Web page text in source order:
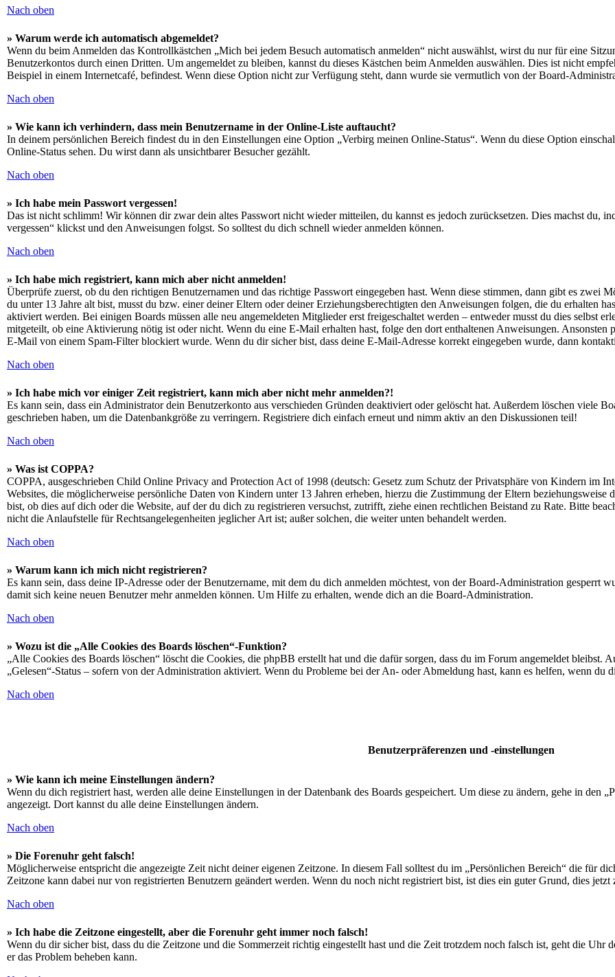
Nach oben
» Warum werde ich automatisch abgemeldet?
Wenn du beim Anmelden das Kontrollkästchen „Mich bei jedem Besuch automatisch anmelden“ nicht auswählst, wirst du nur für eine
Benutzerkontos durch einen Dritten. Um angemeldet zu bleiben, kannst du dieses Kästchen beim Anmelden auswählen. Dies ist nicht
Beispiel in einem Internetcafé, befindest. Wenn diese Option nicht zur Verfügung steht, dann wurde sie vermutlich von der Board-
Nach oben
» Wie kann ich verhindern, dass mein Benutzername in der Online-Liste auftaucht?
In deinem persönlichen Bereich findest du in den Einstellungen eine Option „Verbirg meinen Online-Status“. Wenn du diese Option
Online-Status sehen. Du wirst dann als unsichtbarer Besucher gezählt.
Nach oben
» Ich habe mein Passwort vergessen!
Das ist nicht schlimm! Wir können dir zwar dein altes Passwort nicht wieder mitteilen, du kannst es jedoch zurücksetzen. Dies machst du,
vergessen“ klickst und den Anweisungen folgst. So solltest du dich schnell wieder anmelden können.
Nach oben
» Ich habe mich registriert, kann mich aber nicht anmelden!
Überprüfe zuerst, ob du den richtigen Benutzernamen und das richtige Passwort eingegeben hast. Wenn diese stimmen, dann gibt es zwei
du unter 13 Jahre alt bist, musst du bzw. einer deiner Eltern oder deiner Erziehungsberechtigten den Anweisungen folgen, die du erhalten
aktiviert werden. Bei einigen Boards müssen alle neu angemeldeten Mitglieder erst freigeschaltet werden – entweder musst du dies selbst
mitgeteilt, ob eine Aktivierung nötig ist oder nicht. Wenn du eine E-Mail erhalten hast, folge den dort enthaltenen Anweisungen.
E-Mail von einem Spam-Filter blockiert wurde. Wenn du dir sicher bist, dass deine E-Mail-Adresse korrekt eingegeben wurde, dann
Nach oben
» Ich habe mich vor einiger Zeit registriert, kann mich aber nicht mehr anmelden?!
Es kann sein, dass ein Administrator dein Benutzerkonto aus verschieden Gründen deaktiviert oder gelöscht hat. Außerdem löschen viele
geschrieben haben, um die Datenbankgröße zu verringern. Registriere dich einfach erneut und nimm aktiv an den Diskussionen teil!
Nach oben
» Was ist COPPA?
COPPA, ausgeschrieben Child Online Privacy and Protection Act of 1998 (deutsch: Gesetz zum Schutz der Privatsphäre von Kindern im
Websites, die möglicherweise persönliche Daten von Kindern unter 13 Jahren erheben, hierzu die Zustimmung der Eltern beziehungsweise
bist, ob dies auf dich oder die Website, auf der du dich zu registrieren versuchst, zutrifft, ziehe einen rechtlichen Beistand zu Rate. Bitte
nicht die Anlaufstelle für Rechtsangelegenheiten jeglicher Art ist; außer solchen, die weiter unten behandelt werden.
Nach oben
» Warum kann ich mich nicht registrieren?
Es kann sein, dass deine IP-Adresse oder der Benutzername, mit dem du dich anmelden möchtest, von der Board-Administration gesperrt
damit sich keine neuen Benutzer mehr anmelden können. Um Hilfe zu erhalten, wende dich an die Board-Administration.
Nach oben
» Wozu ist die „Alle Cookies des Boards löschen“-Funktion?
„Alle Cookies des Boards löschen“ löscht die Cookies, die phpBB erstellt hat und die dafür sorgen, dass du im Forum angemeldet bleibst.
„Gelesen“-Status – sofern von der Administration aktiviert. Wenn du Probleme bei der An- oder Abmeldung hast, kann es helfen, wenn du
Nach oben
Benutzerpräferenzen und -einstellungen
» Wie kann ich meine Einstellungen ändern?
Wenn du dich registriert hast, werden alle deine Einstellungen in der Datenbank des Boards gespeichert. Um diese zu ändern, gehe in den
angezeigt. Dort kannst du alle deine Einstellungen ändern.
Nach oben
» Die Forenuhr geht falsch!
Möglicherweise entspricht die angezeigte Zeit nicht deiner eigenen Zeitzone. In diesem Fall solltest du im „Persönlichen Bereich“ die für
Zeitzone kann dabei nur von registrierten Benutzern geändert werden. Wenn du noch nicht registriert bist, ist dies ein guter Grund, dies jetzt
Nach oben
» Ich habe die Zeitzone eingestellt, aber die Forenuhr geht immer noch falsch!
Wenn du dir sicher bist, dass du die Zeitzone und die Sommerzeit richtig eingestellt hast und die Zeit trotzdem noch falsch ist, geht die
er das Problem beheben kann.